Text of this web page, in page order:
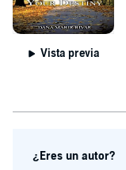
Vista previa
¿Eres un autor?